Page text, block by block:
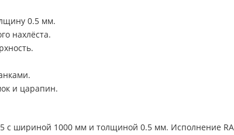
0.5 мм.
нахлёста.
и царапин.
с шириной 1000 мм и толщиной 0.5 мм. Исполнение